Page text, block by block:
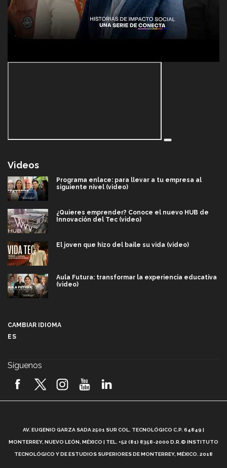
Videos
Programa enlace: para llevar a tu empresa al
siguiente nivel (video)
¿Quieres emprender? Conoce el nuevo HUB de
Innovación del Tec (video)
El joven que hizo del baile su vida (video)
Aula Futura: transformar la experiencia educativa
(video)
2026! (video)
¿Cómo es el Modelo Educativo Tec? (video)
CAMBIAR IDIOMA
ES
Síguenos
AV. EUGENIO GARZA SADA 2501 SUR COL. TECNOLÓGICO C.P. 64849 |
MONTERREY, NUEVO LEÓN, MÉXICO | TEL. +52 (81) 8358-2000 D.R.© INSTITUTO
TECNOLÓGICO Y DE ESTUDIOS SUPERIORES DE MONTERREY, MÉXICO. 2018